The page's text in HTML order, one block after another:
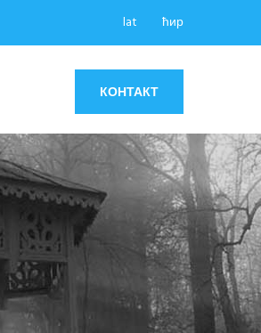
lat ћир
КОНТАКТ